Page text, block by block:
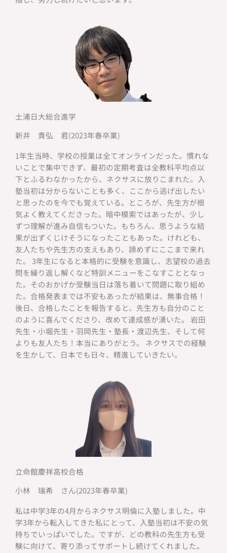
土浦日大総合進学
新井 貴弘 君(2023年春卒業)
1年生当時、学校の授業は全てオンラインだった。慣れな
いことで集中できず、最初の定期考査は全教科平均点以
下とふるわなかったから、ネクサスに放りこまれた。入
塾当初は分からないことも多く、ここから逃げ出したい
と思ったのを今でも覚えている。ところが、先生方が根
気よく教えてくださった。暗中模索ではあったが、少し
ずつ理解が進み自信もついた。もちろん、思うような結
果が出ずくじけそうになったこともあった。けれども、
友人たちや先生方の支えもあり、諦めずにここまで来れ
た。 3年生になると本格的に受験を意識し、志望校の過去
問を繰り返し解くなど特訓メニューをこなすこととなっ
た。そのおかげか受験当日は落ち着いて問題に取り組め
た。合格発表までは不安もあったが結果は、無事合格！
後日、合格したことを報告すると、先生方も自分のこと
のように喜んでくださり、改めて達成感が湧いた。 岩田
先生・小堀先生・羽岡先生・塾長・渡辺先生、そして何
よりも友人たち！本当にありがとう。 ネクサスでの経験
を生かして、日本でも日々、精進していきたい。
立命館慶祥高校合格
小林 瑞希 さん(2023年春卒業)
私は中学3年の4月からネクサス明倫に入塾しました。中
学3年から転入してきた私にとって、入塾当初は不安の気
持ちでいっぱいでした。ですが、どの教科の先生方も受
験に向けて、寄り添ってサポートし続けてくれました。